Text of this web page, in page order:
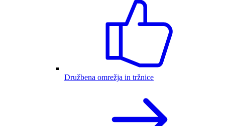
Družbena omrežja in tržnice